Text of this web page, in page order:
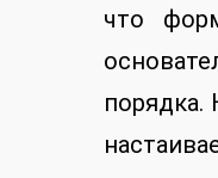
что
порядка.